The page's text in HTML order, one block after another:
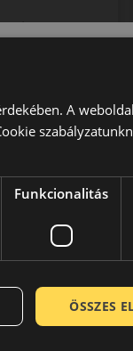
a téli
számára, akik
komfortos
a
SUV-k
pontos
az út
és
a pontos
A
Funkcionalitás
ÖSSZES